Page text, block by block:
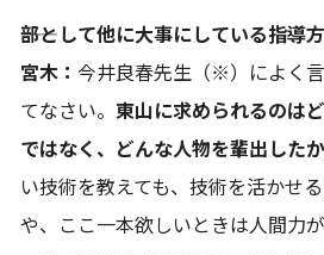
――部として他に大事にしている指導
宮木： 今井良春先生（※）によく
てなさい。 東山に求められるのは
ではなく、どんな人物を輩出したか
い技術を教えても、技術を活かせ
や、ここ一本欲しいときは人間力が